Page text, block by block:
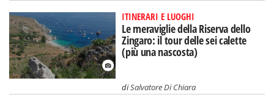
ITINERARI E LUOGHI
Le meraviglie della Riserva dello
Zingaro: il tour delle sei calette
(più una nascosta)
diSalvatore Di Chiara